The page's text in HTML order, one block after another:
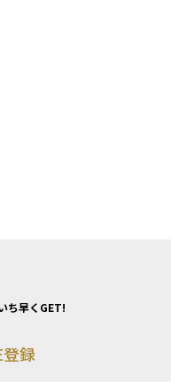
ち早くGET!
録